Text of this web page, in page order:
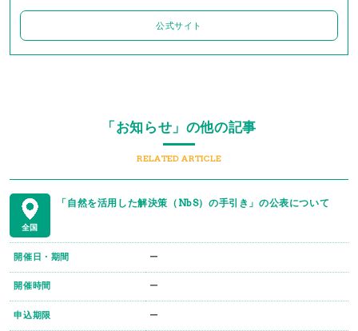
公式サイト
「お知らせ」の他の記事
RELATED ARTICLE
全国
「自然を活用した解決策（NbS）の手引き」の公表について
開催日・期間 ー
開催時間 ー
申込期限 ー